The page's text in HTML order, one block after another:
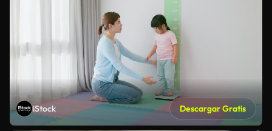
iStock Descargar Gratis